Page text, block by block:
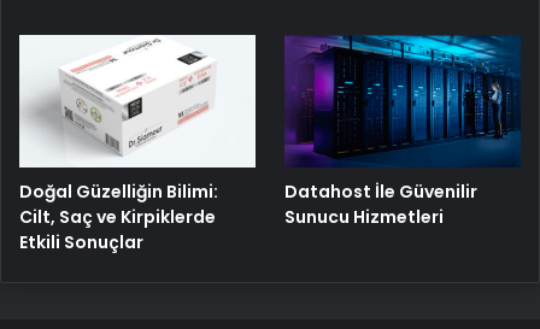
Doğal Güzelliğin Bilimi:
Cilt, Saç ve Kirpiklerde
Etkili Sonuçlar
Datahost İle Güvenilir
Sunucu Hizmetleri